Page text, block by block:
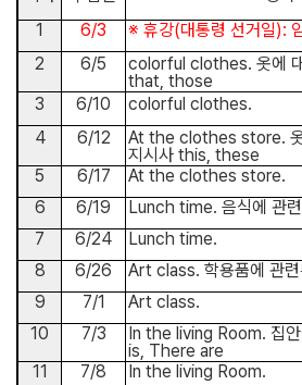
1
6/3 ※ 휴강(대통령 선거일):
2
6/5 colorful clothes. 옷에
that, those
3
6/10
colorful clothes.
4
6/12 At the clothes store.
지시사 this, these
5
6/17
At the clothes store.
6
6/19 Lunch time. 음식에 관
7
6/24
Lunch time.
8
6/26 Art class. 학용품에 관
9
7/1
Art class.
10
7/3 In the living Room. 집
is, There are
11
7/8
In the living Room.